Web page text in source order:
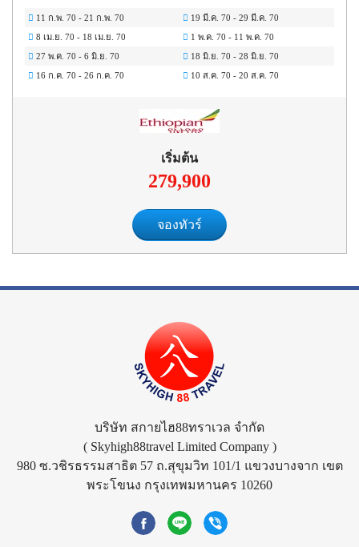
ซิมบับเว (พักค้าง 2 คืน) ล่องเรือชมพระอาทิตย์ตก –
น้ำตกวิคตอเรีย (ซิมบับเว) “ขึ้นเฮลิคอปเตอร์ชม
น้ำตกวิคตอเรีย – พิเศษกิจกรรม Walk with Lion”
11 ก.พ. 70 - 21 ก.พ. 70 19 มี.ค. 70 - 29 มี.ค. 70
8 เม.ย. 70 - 18 เม.ย. 70 1 พ.ค. 70 - 11 พ.ค. 70
27 พ.ค. 70 - 6 มิ.ย. 70 18 มิ.ย. 70 - 28 มิ.ย. 70
16 ก.ค. 70 - 26 ก.ค. 70 10 ส.ค. 70 - 20 ส.ค. 70
เริ่มต้น
279,900
จองทัวร์
บริษัท สกายไฮ88ทราเวล จำกัด
( Skyhigh88travel Limited Company )
980 ซ.วชิรธรรมสาธิต 57 ถ.สุขุมวิท 101/1 แขวงบางจาก เขต
พระโขนง กรุงเทพมหานคร 10260